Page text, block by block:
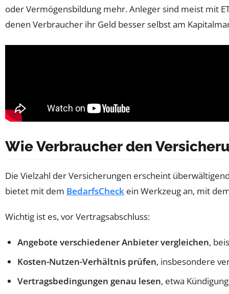
oder Vermögensbildung mehr. Anleger sind meist mit
denen Verbraucher ihr Geld besser selbst am
Wie Verbraucher den
Die Vielzahl der Versicherungen erscheint
bietet mit dem BedarfsCheck ein Werkzeug an, mit
Wichtig ist es, vor Vertragsabschluss:
Angebote verschiedener Anbieter vergleichen,
Kosten-Nutzen-Verhältnis prüfen, insbesondere
Vertragsbedingungen genau lesen, etwa